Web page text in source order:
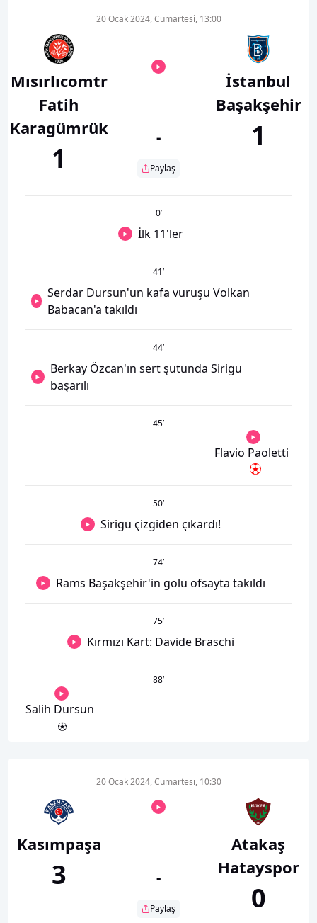
Mısırlıcomtr
Fatih
Karagümrük
1
20 Ocak 2024, Cumartesi, 13:00
-
Paylaş
İstanbul
Başakşehir
1
0’
İlk 11'ler
41’
Serdar Dursun'un kafa vuruşu Volkan
Babacan'a takıldı
44’
Berkay Özcan'ın sert şutunda Sirigu
başarılı
45’
Flavio Paoletti
50’
Sirigu çizgiden çıkardı!
74’
Rams Başakşehir'in golü ofsayta takıldı
75’
Kırmızı Kart: Davide Braschi
88’
Salih Dursun
Kasımpaşa
3
20 Ocak 2024, Cumartesi, 10:30
-
Paylaş
Atakaş
Hatayspor
0